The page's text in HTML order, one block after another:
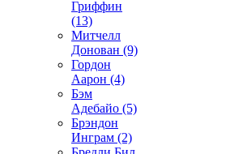
Гриффин
(13)
Митчелл
Донован (9)
Гордон
Аарон (4)
Бэм
Адебайо (5)
Брэндон
Инграм (2)